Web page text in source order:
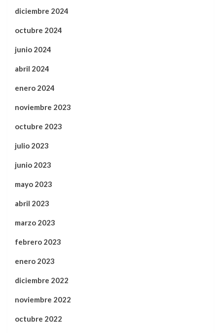
diciembre 2024
octubre 2024
junio 2024
abril 2024
enero 2024
noviembre 2023
octubre 2023
julio 2023
junio 2023
mayo 2023
abril 2023
marzo 2023
febrero 2023
enero 2023
diciembre 2022
noviembre 2022
octubre 2022